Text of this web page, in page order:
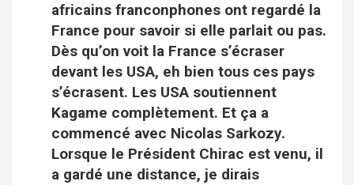
africains franconphones ont regardé la
France pour savoir si elle parlait ou pas.
Dès qu’on voit la France s’écraser
devant les USA, eh bien tous ces pays
s’écrasent. Les USA soutiennent
Kagame complètement. Et ça a
commencé avec Nicolas Sarkozy.
Lorsque le Président Chirac est venu, il
a gardé une distance, je dirais